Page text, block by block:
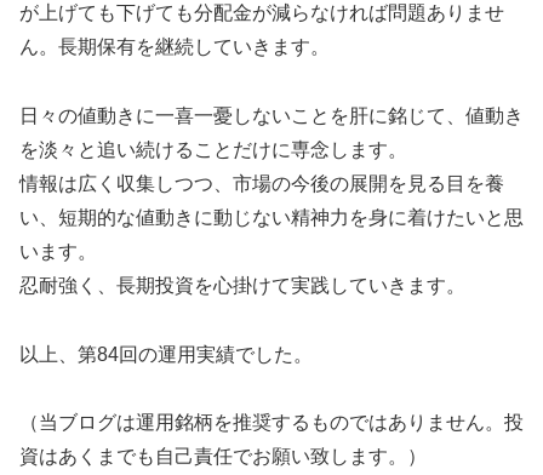
が上げても下げても分配金が減らなければ問題ありませ
ん。長期保有を継続していきます。
日々の値動きに一喜一憂しないことを肝に銘じて、値動き
を淡々と追い続けることだけに専念します。
情報は広く収集しつつ、市場の今後の展開を見る目を養
い、短期的な値動きに動じない精神力を身に着けたいと思
います。
忍耐強く、長期投資を心掛けて実践していきます。
以上、第84回の運用実績でした。
（当ブログは運用銘柄を推奨するものではありません。投
資はあくまでも自己責任でお願い致します。）